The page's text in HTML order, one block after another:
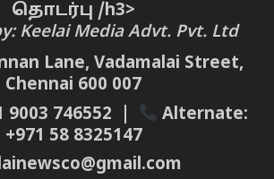
தொடர்பு /h3>
Keelai Media Advt. Pvt. Ltd
Lane, Vadamalai Street,
Chennai 600 007
9003 746552
Alternate:
+971 58 8325147